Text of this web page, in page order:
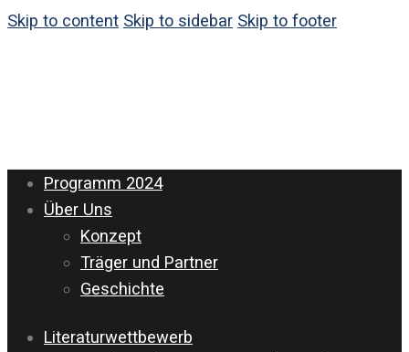
Skip to content Skip to sidebar Skip to footer
Programm 2024
Über Uns
Konzept
Träger und Partner
Geschichte
Literaturwettbewerb